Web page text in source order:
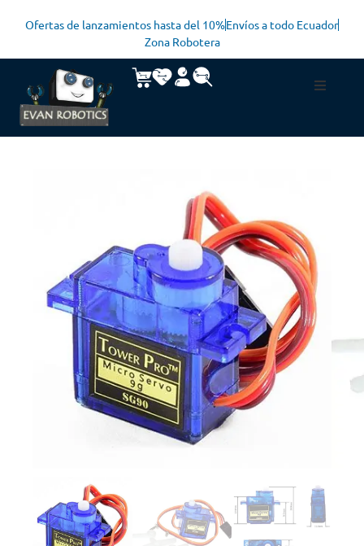
Ofertas de lanzamientos hasta del 10%Envíos a todo Ecuador
Zona Robotera